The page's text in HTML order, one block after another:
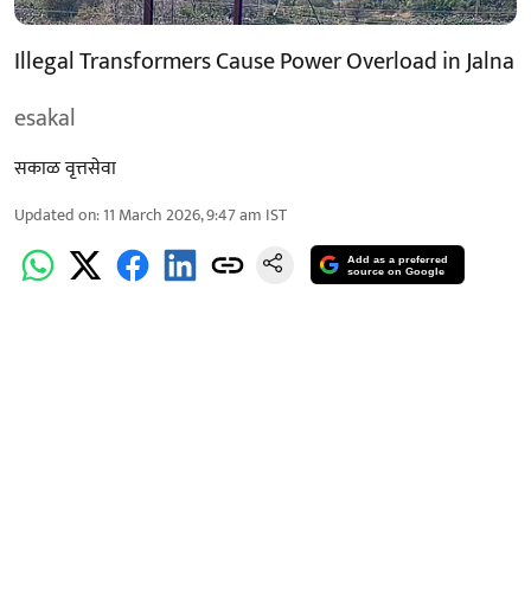
Illegal Transformers Cause Power Overload in Jalna
esakal
सकाळ वृत्तसेवा
Updated on:11 March 2026, 9:47 am IST
Add as a preferred
source on Google